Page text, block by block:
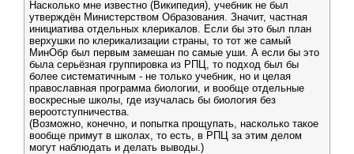
Насколько мне известно (Википедия), учебник не был
утверждён Министерством Образования. Значит, частная
инициатива отдельных клерикалов. Если бы это был план
верхушки по клерикализации страны, то тот же самый
МинОбр был первым замешан по самые уши. А если бы это
была серьёзная группировка из РПЦ, то подход был бы
более систематичным - не только учебник, но и целая
православная программа биологии, и вообще отдельные
воскресные школы, где изучалась бы биология без
вероотступничества.
(Возможно, конечно, и попытка прощупать, насколько такое
вообще примут в школах, то есть, в РПЦ за этим делом
могут наблюдать и делать выводы.)